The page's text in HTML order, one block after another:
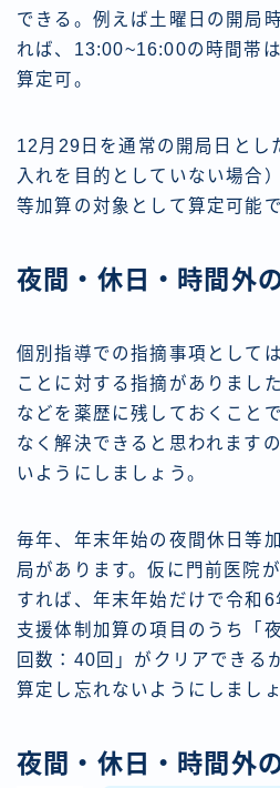
できる。例えば土曜日の開局
れば、13:00~16:00の時間帯
算定可。
12月29日を通常の開局日とし
入れを目的としていない場合
等加算の対象として算定可能で
夜間・休日・時間外
個別指導での指摘事項としては
ことに対する指摘がありまし
などを薬歴に残しておくこと
なく解決できると思われます
いようにしましょう。
毎年、年末年始の夜間休日等
局があります。仮に門前医院
すれば、年末年始だけで令和
支援体制加算の項目のうち「
回数：40回」がクリアできる
算定し忘れないようにしましょ
夜間・休日・時間外